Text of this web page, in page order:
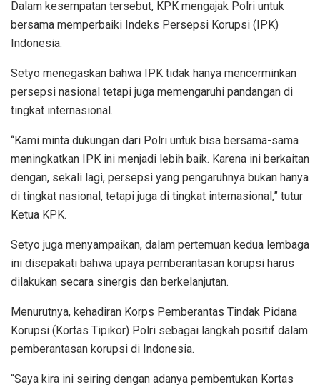
Dalam kesempatan tersebut, KPK mengajak Polri untuk
bersama memperbaiki Indeks Persepsi Korupsi (IPK)
Indonesia.
Setyo menegaskan bahwa IPK tidak hanya mencerminkan
persepsi nasional tetapi juga memengaruhi pandangan di
tingkat internasional.
“Kami minta dukungan dari Polri untuk bisa bersama-sama
meningkatkan IPK ini menjadi lebih baik. Karena ini berkaitan
dengan, sekali lagi, persepsi yang pengaruhnya bukan hanya
di tingkat nasional, tetapi juga di tingkat internasional,” tutur
Ketua KPK.
Setyo juga menyampaikan, dalam pertemuan kedua lembaga
ini disepakati bahwa upaya pemberantasan korupsi harus
dilakukan secara sinergis dan berkelanjutan.
Menurutnya, kehadiran Korps Pemberantas Tindak Pidana
Korupsi (Kortas Tipikor) Polri sebagai langkah positif dalam
pemberantasan korupsi di Indonesia.
“Saya kira ini seiring dengan adanya pembentukan Kortas